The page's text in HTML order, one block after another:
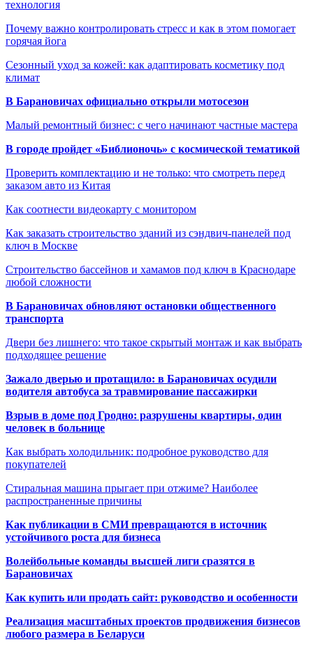
технология
Почему важно контролировать стресс и как в этом помогает
горячая йога
Сезонный уход за кожей: как адаптировать косметику под
климат
В Барановичах официально открыли мотосезон
Малый ремонтный бизнес: с чего начинают частные мастера
В городе пройдет «Библионочь» с космической тематикой
Проверить комплектацию и не только: что смотреть перед
заказом авто из Китая
Как соотнести видеокарту с монитором
Как заказать строительство зданий из сэндвич-панелей под
ключ в Москве
Строительство бассейнов и хамамов под ключ в Краснодаре
любой сложности
В Барановичах обновляют остановки общественного
транспорта
Двери без лишнего: что такое скрытый монтаж и как выбрать
подходящее решение
Зажало дверью и протащило: в Барановичах осудили
водителя автобуса за травмирование пассажирки
Взрыв в доме под Гродно: разрушены квартиры, один
человек в больнице
Как выбрать холодильник: подробное руководство для
покупателей
Стиральная машина прыгает при отжиме? Наиболее
распространенные причины
Как публикации в СМИ превращаются в источник
устойчивого роста для бизнеса
Волейбольные команды высшей лиги сразятся в
Барановичах
Как купить или продать сайт: руководство и особенности
Реализация масштабных проектов продвижения бизнесов
любого размера в Беларуси